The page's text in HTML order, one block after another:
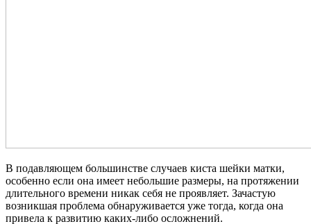
В подавляющем большинстве случаев киста шейки матки,
особенно если она имеет небольшие размеры, на протяжении
длительного времени никак себя не проявляет. Зачастую
возникшая проблема обнаруживается уже тогда, когда она
привела к развитию каких-либо осложнений.